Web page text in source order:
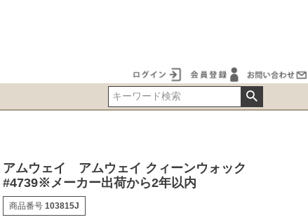
アムウェイ アムウェイ クィーンウォック
#4739※メーカー出荷から2年以内
商品番号 103815J